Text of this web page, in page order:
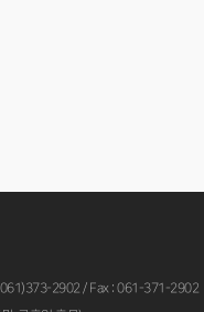
061)373-2902 / Fax : 061-371-2902